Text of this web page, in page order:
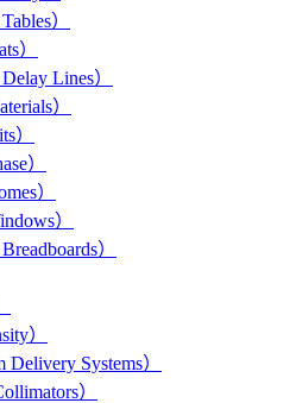
）
）
Lines）
）
）
）
）
）
）
）
Systems）
）